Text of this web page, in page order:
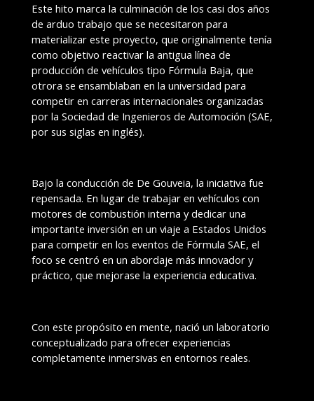
Este hito marca la culminación de los casi dos años
de arduo trabajo que se necesitaron para
materializar este proyecto, que originalmente tenía
como objetivo reactivar la antigua línea de
producción de vehículos tipo Fórmula Baja, que
otrora se ensamblaban en la universidad para
competir en carreras internacionales organizadas
por la Sociedad de Ingenieros de Automoción (SAE,
por sus siglas en inglés).
Bajo la conducción de De Gouveia, la iniciativa fue
repensada. En lugar de trabajar en vehículos con
motores de combustión interna y dedicar una
importante inversión en un viaje a Estados Unidos
para competir en los eventos de Fórmula SAE, el
foco se centró en un abordaje más innovador y
práctico, que mejorase la experiencia educativa.
Con este propósito en mente, nació un laboratorio
conceptualizado para ofrecer experiencias
completamente inmersivas en entornos reales.